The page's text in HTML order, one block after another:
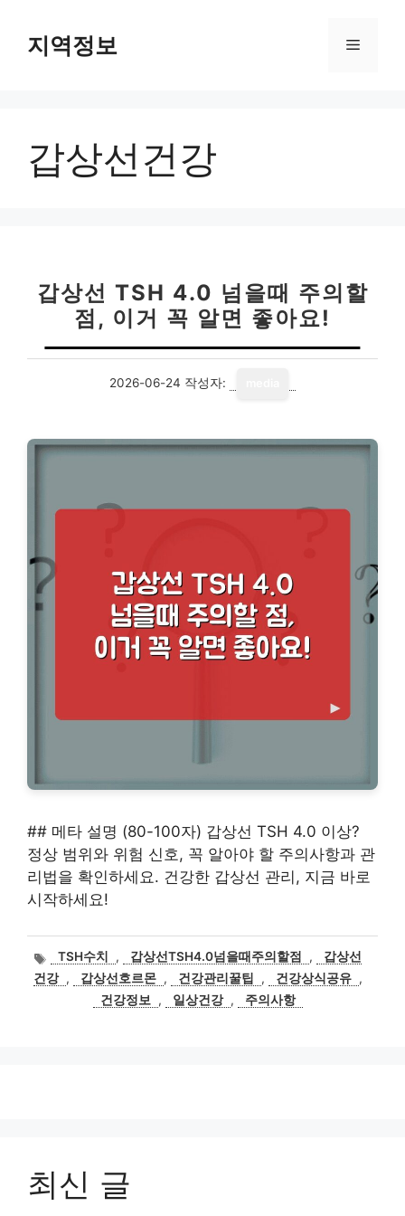
지역정보 메
갑상선건강
갑상선 TSH 4.0 넘을때 주의할
점, 이거 꼭 알면 좋아요!
2026-06-24 작성자:
## 메타 설명 (80-100자) 갑상선 TSH 4.0 이상?
정상 범위와 위험 신호, 꼭 알아야 할 주의사항과 관
리법을 확인하세요. 건강한 갑상선 관리, 지금 바로
시작하세요!
태
그
TSH수치 , 갑상선TSH4.0넘을때주의할점 ,
갑상선
건강 , 갑상선호르몬 , 건강관리꿀팁 , 건강상식공유 ,
건강정보
, 일상건강 , 주의사항
최신 글